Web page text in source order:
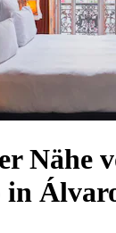
Nähe
in